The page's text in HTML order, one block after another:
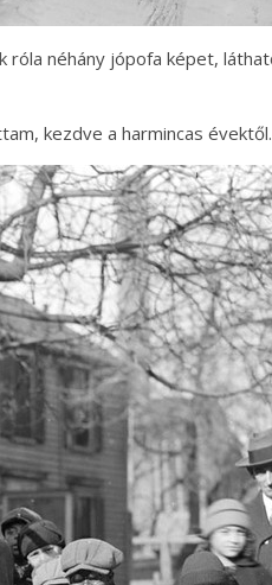
róla néhány jópofa képet,
kezdve a harmincas évektől.